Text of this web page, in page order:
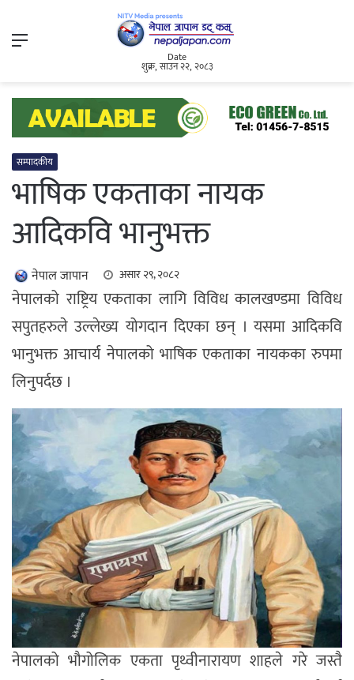
Menu
Date
शुक्र, साउन २२, २०८३
सम्पादकीय
भाषिक एकताका नायक
आदिकवि भानुभक्त
नेपाल जापान असार २९, २०८२
नेपालको राष्ट्रिय एकताका लागि विविध कालखण्डमा विविध
सपुतहरुले उल्लेख्य योगदान दिएका छन् । यसमा आदिकवि
भानुभक्त आचार्य नेपालको भाषिक एकताका नायकका रुपमा
लिनुपर्दछ ।
नेपालको भौगोलिक एकता पृथ्वीनारायण शाहले गरे जस्तै